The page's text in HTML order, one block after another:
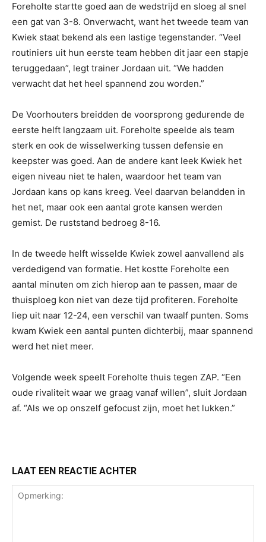
Foreholte startte goed aan de wedstrijd en sloeg al snel
een gat van 3-8. Onverwacht, want het tweede team van
Kwiek staat bekend als een lastige tegenstander. “Veel
routiniers uit hun eerste team hebben dit jaar een stapje
teruggedaan”, legt trainer Jordaan uit. “We hadden
verwacht dat het heel spannend zou worden.”
De Voorhouters breidden de voorsprong gedurende de
eerste helft langzaam uit. Foreholte speelde als team
sterk en ook de wisselwerking tussen defensie en
keepster was goed. Aan de andere kant leek Kwiek het
eigen niveau niet te halen, waardoor het team van
Jordaan kans op kans kreeg. Veel daarvan belandden in
het net, maar ook een aantal grote kansen werden
gemist. De ruststand bedroeg 8-16.
In de tweede helft wisselde Kwiek zowel aanvallend als
verdedigend van formatie. Het kostte Foreholte een
aantal minuten om zich hierop aan te passen, maar de
thuisploeg kon niet van deze tijd profiteren. Foreholte
liep uit naar 12-24, een verschil van twaalf punten. Soms
kwam Kwiek een aantal punten dichterbij, maar spannend
werd het niet meer.
Volgende week speelt Foreholte thuis tegen ZAP. “Een
oude rivaliteit waar we graag vanaf willen”, sluit Jordaan
af. “Als we op onszelf gefocust zijn, moet het lukken.”
LAAT EEN REACTIE ACHTER